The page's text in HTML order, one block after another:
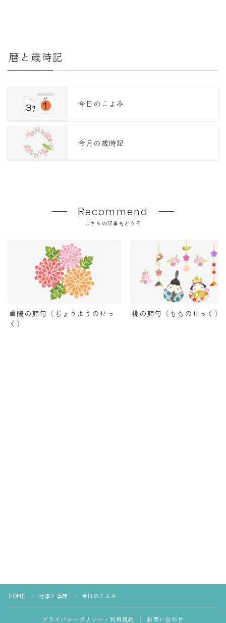
暦と歳時記
今日のこよみ
今月の歳時記
Recommend
こちらの記事もどうぞ
重陽の節句（ちょうようのせっ
く）
桃の節句（もものせっく）
HOME ＞ 行事と季節 ＞ 今日のこよみ
プライバシーポリシー・利用規約 お問い合わせ